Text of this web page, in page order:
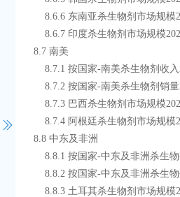
8.6.6 东南亚杀生物剂市场规
8.6.7 印度杀生物剂市场规模
    8.7 南美
8.7.1 按国家-南美杀生物剂
8.7.2 按国家-南美杀生物剂
8.7.3 巴西杀生物剂市场规模
8.7.4 阿根廷杀生物剂市场规
    8.8 中东及非洲
8.8.1 按国家-中东及非洲杀
8.8.2 按国家-中东及非洲杀
8.8.3 土耳其杀生物剂市场规